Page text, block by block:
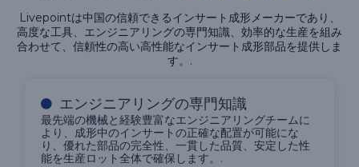
Livepointは中国の信頼できるインサート成形メーカーであり、
高度な工具、エンジニアリングの専門知識、効率的な生産を組み
合わせて、信頼性の高い高性能なインサート成形部品を提供しま
す。.
エンジニアリングの専門知識
最先端の機械と経験豊富なエンジニアリングチームに
より、成形中のインサートの正確な配置が可能にな
り、優れた部品の完全性、一貫した品質、安定した性
能を生産ロット全体で確保します。.